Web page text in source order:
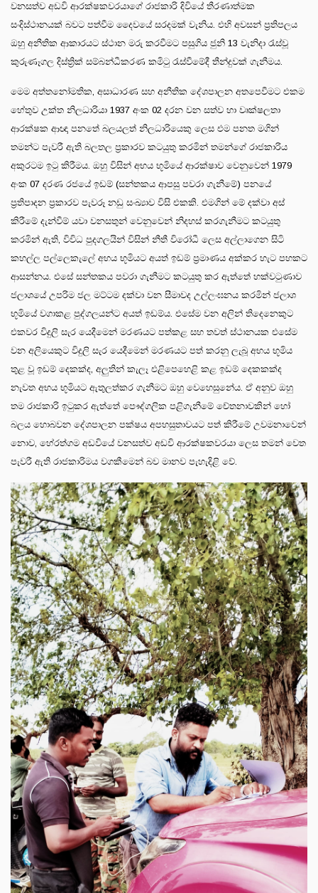
වනසත්ව අඩවි ආරක්ෂකවරයාගේ රාජකාරි දිවියේ තීරණාත්මක
සංදිස්ථානයක් බවට පත්වීම දෛවයේ සරදමක් වැනිය. එහි අවසන් ප්‍රතිපලය
ඔහු අනීතික ආකාරයට ස්ථාන මරු කරවීමට පසුගිය ජුනි 13 වැනිදා රැස්වූ
කුරුණෑගල දිස්ත්‍රික් සම්බන්ධීකරණ කමිටු රැස්වීමේදී තීන්දුවක් ගැනීමය.
මෙම අත්තනෝමතික, අසාධාරණ සහ අනීතික දේශපාලන අතපෙවීමට එකම
හේතුව උක්ත නිලධාරියා 1937 අංක 02 දරන වන සත්ව හා වෘක්ෂලතා
ආරක්ෂක ආඥා පනතේ බලයලත් නිලධාරියෙකු ලෙස එම පනත මගින්
තමන්ට පැවරී ඇති බලතල ප්‍රකාරව කටයුතු කරමින් තමන්ගේ රාජකාරිය
අකුරටම ඉටු කිරීමය. ඔහු විසින් අභය භූමියේ ආරක්ෂාව වෙනුවෙන් 1979
අංක 07 දරණ රජයේ ඉඩම් (සන්තකය ආපසු පවරා ගැනීමේ) පනයේ
ප්‍රතිපාදන ප්‍රකාරව පැවරූ නඩු සංඛ්‍යාව විසි එකකි. එමගින් මේ දක්වා අස්
කිරීමේ දැන්වීම් යවා වනසතුන් වෙනුවෙන් නිදහස් කරගැනීමට කටයුතු
කරමින් ඇති, විවිධ පුදගලයින් විසින් නීතී විරෝධී ලෙස අල්ලාගෙන සිටි
කහල්ල පල්ලෙකැලේ අභය භූමියට අයත් ඉඩම් ප්‍රමාණය අක්කර හැට පහකට
ආසන්නය. එසේ සන්තකය පවරා ගැනීමට කටයුතු කර ඇත්තේ හක්වටුණාව
ජලාශයේ උපරිම ජල මට්ටම දක්වා වන සීමාවද උල්ලංඝනය කරමින් ජලාශ
භූමියේ වගාකළ පුද්ගලයන්ට අයත් ඉඩම්ය. එසේම වන අලින් තිදෙනෙකුට
එකවර විදුලි සැර යෙදීමෙන් මරණයට පත්කළ සහ තවත් ස්ථානයක එසේම
වන අලියෙකුට විදුලි සැර යෙදීමෙන් මරණයට පත් කරනු ලැබූ අභය භූමිය
තුළ වූ ඉඩම් දෙකක්ද, අලුතින් කැලෑ එළිපෙහෙළි කළ ඉඩම් දෙකකක්ද
නැවත අභය භූමියට ඇතුලත්කර ගැනීමට ඔහු වෙහෙසුනේය. ඒ අනුව ඔහු
තම රාජකාරි ඉටුකර ඇත්තේ පෞද්ගලික පළිගැනීමේ චේතනාවකින් හෝ
බලය හොබවන දේශපාලන පක්ෂය අපහසුතාවයට පත් කිරීමේ උවමනාවෙන්
නොව, හේරත්ගම අඩවියේ වනසත්ව අඩවි ආරක්ෂකවරයා ලෙස තමන් වෙත
පැවරී ඇති රාජකාරිමය වගකීමෙන් බව මානව පැහැදිළි වේ.